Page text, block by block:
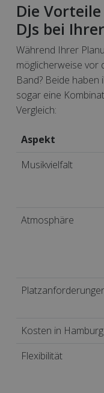
Die
DJs bei
Während Ihrer
möglicherweise vor
Band? Beide haben
sogar eine
Vergleich:
Aspekt
Musikvielfalt
Atmosphäre
Kosten in Hamburg
Flexibilität